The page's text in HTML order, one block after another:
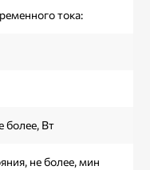
тока:
Вт
не более, мин